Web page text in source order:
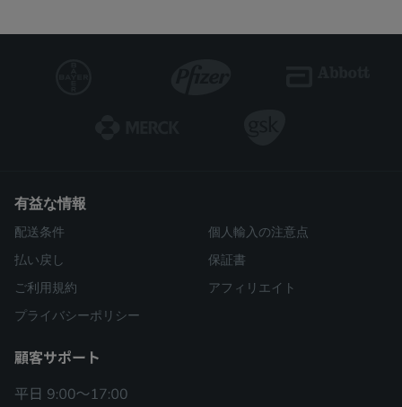
有益な情報
配送条件
払い戻し
ご利用規約
プライバシーポリシー
個人輸入の注意点
保証書
アフィリエイト